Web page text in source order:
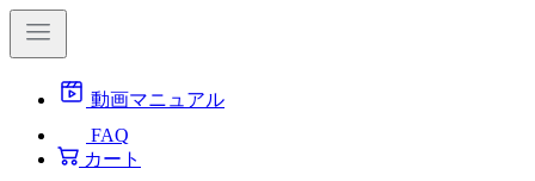
動画マニュアル
FAQ
カート